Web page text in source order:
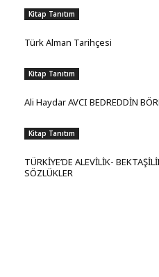
Kitap Tanıtım
Türk Alman Tarihçesi
Kitap Tanıtım
Ali Haydar AVCI BEDREDDİN
Kitap Tanıtım
TÜRKİYE’DE ALEVİLİK-
SÖZLÜKLER